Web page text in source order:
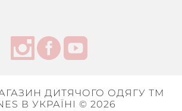
ДИТЯЧОГО ОДЯГУ ТМ
В УКРАЇНІ © 2026